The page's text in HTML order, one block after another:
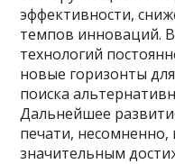
эффективности,
темпов инноваций.
технологий
новые горизонты
поиска
Дальнейшее
печати,
значительным